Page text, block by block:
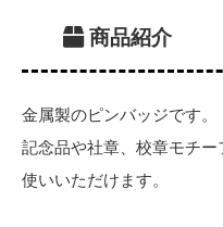
商品紹介
金属製のピンバッジです。
記念品や社章、校章モチ
使いいただけます。